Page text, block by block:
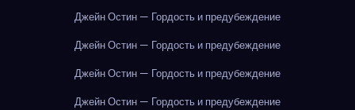
Джейн Остин — Гордость и предубеждение
Джейн Остин — Гордость и предубеждение
Джейн Остин — Гордость и предубеждение
Джейн Остин — Гордость и предубеждение